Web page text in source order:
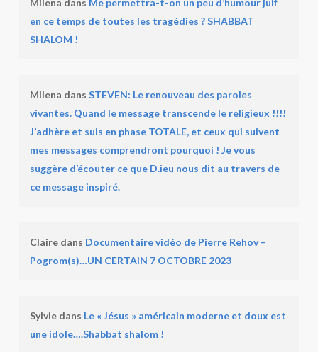
Milena dans Me permettra-t-on un peu d’humour juif
en ce temps de toutes les tragédies ? SHABBAT
SHALOM !
Milena dans STEVEN: Le renouveau des paroles
vivantes. Quand le message transcende le religieux !!!!
J’adhère et suis en phase TOTALE, et ceux qui suivent
mes messages comprendront pourquoi ! Je vous
suggère d’écouter ce que D.ieu nous dit au travers de
ce message inspiré.
Clairedans Documentaire vidéo de Pierre Rehov –
Pogrom(s)…UN CERTAIN 7 OCTOBRE 2023
Sylviedans Le « Jésus » américain moderne et doux est
une idole….Shabbat shalom !